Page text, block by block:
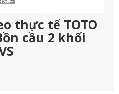
thực tế TOTO
cầu 2 khối